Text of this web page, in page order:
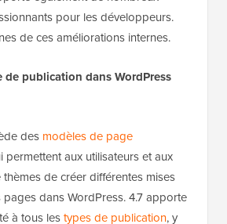
pour les développeurs.
de ces améliorations internes.
de publication dans WordPress
des modèles de page
permettent aux utilisateurs et aux
de créer différentes mises
dans WordPress. 4.7 apporte
à tous lestypes de publication, y